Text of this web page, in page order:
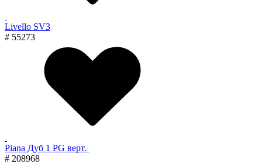
Livello SV3
# 55273
Piana Дуб 1 PG верт.
# 208968